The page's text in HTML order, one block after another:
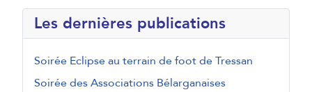
Les dernières publications
Soirée Eclipse au terrain de foot de Tressan
Soirée des Associations Bélarganaises